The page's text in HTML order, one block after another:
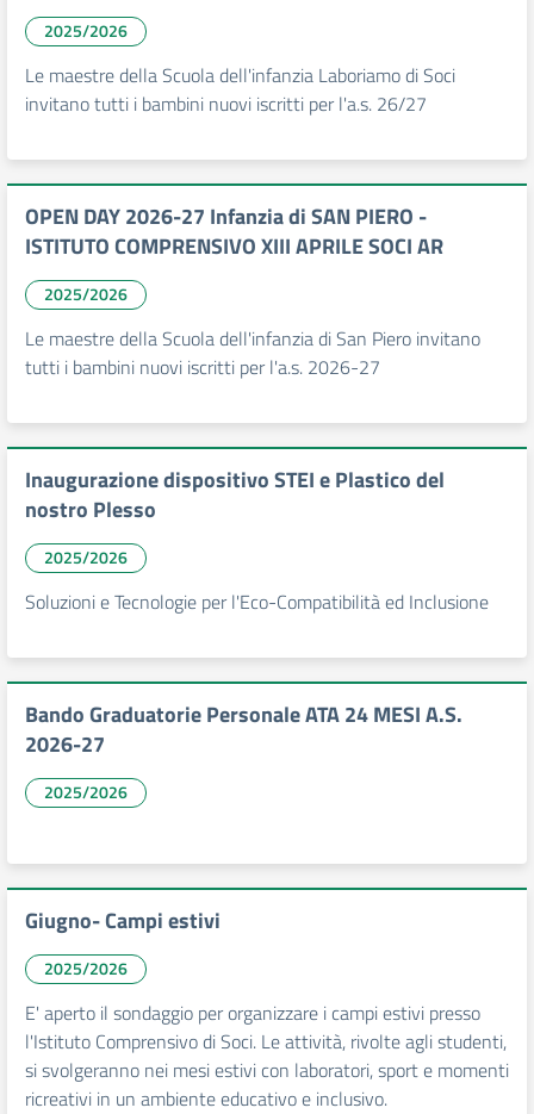
2025/2026
Le maestre della Scuola dell'infanzia Laboriamo di Soci
invitano tutti i bambini nuovi iscritti per l'a.s. 26/27
OPEN DAY 2026-27 Infanzia di SAN PIERO -
ISTITUTO COMPRENSIVO XIII APRILE SOCI AR
2025/2026
Le maestre della Scuola dell'infanzia di San Piero invitano
tutti i bambini nuovi iscritti per l'a.s. 2026-27
Inaugurazione dispositivo STEI e Plastico del
nostro Plesso
2025/2026
Soluzioni e Tecnologie per l'Eco-Compatibilità ed Inclusione
Bando Graduatorie Personale ATA 24 MESI A.S.
2026-27
2025/2026
Giugno- Campi estivi
2025/2026
E' aperto il sondaggio per organizzare i campi estivi presso
l'Istituto Comprensivo di Soci. Le attività, rivolte agli studenti,
si svolgeranno nei mesi estivi con laboratori, sport e momenti
ricreativi in un ambiente educativo e inclusivo.